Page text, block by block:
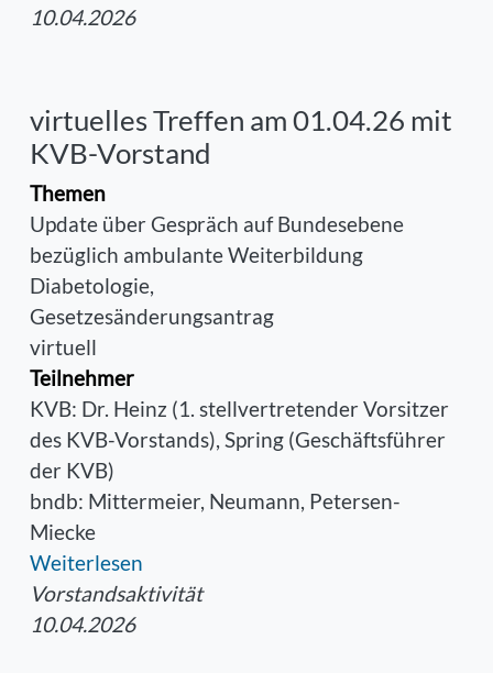
10.04.2026
virtuelles Treffen am 01.04.26 mit
KVB-Vorstand
Themen
Update über Gespräch auf Bundesebene
bezüglich ambulante Weiterbildung
Diabetologie,
Gesetzesänderungsantrag
virtuell
Teilnehmer
KVB: Dr. Heinz (1. stellvertretender Vorsitzer
des KVB-Vorstands), Spring (Geschäftsführer
der KVB)
bndb: Mittermeier, Neumann, Petersen-
Miecke
Weiterlesen
Vorstandsaktivität
10.04.2026